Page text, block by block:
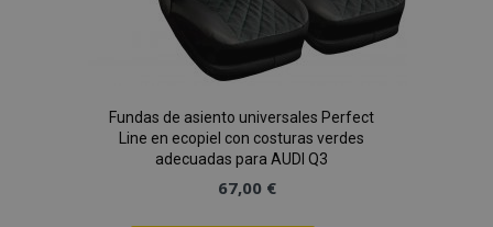
Fundas de asiento universales Perfect
Line en ecopiel con costuras verdes
adecuadas para AUDI Q3
67,00 €